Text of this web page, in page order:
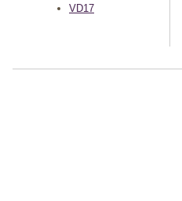
VD17